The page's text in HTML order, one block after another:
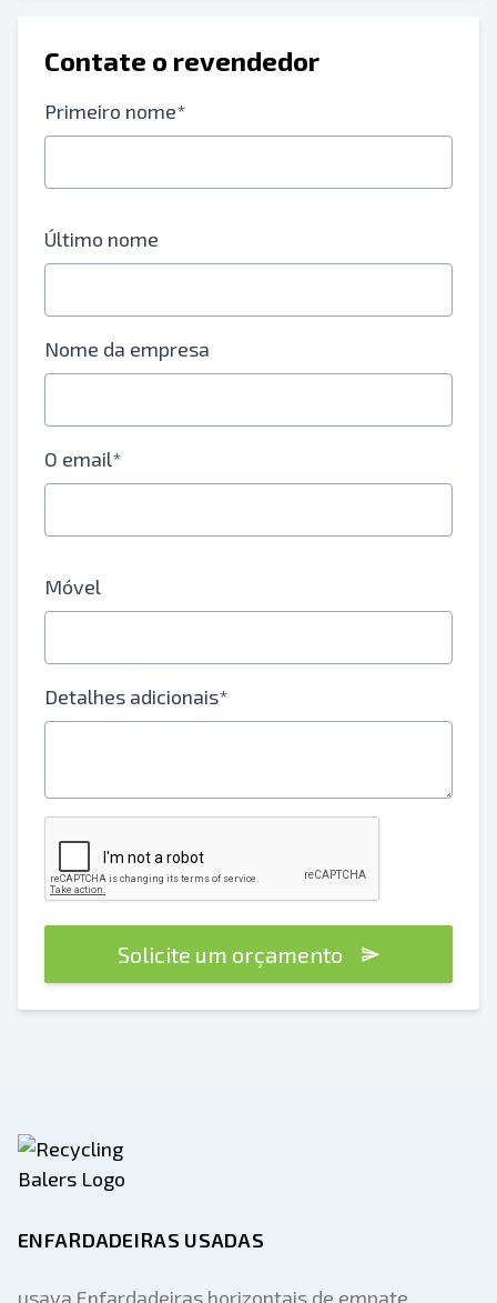
Contate o revendedor
Primeiro nome*
Último nome
Nome da empresa
O email*
Móvel
Detalhes adicionais*
Solicite um orçamento
ENFARDADEIRAS USADAS
usava Enfardadeiras horizontais de empate